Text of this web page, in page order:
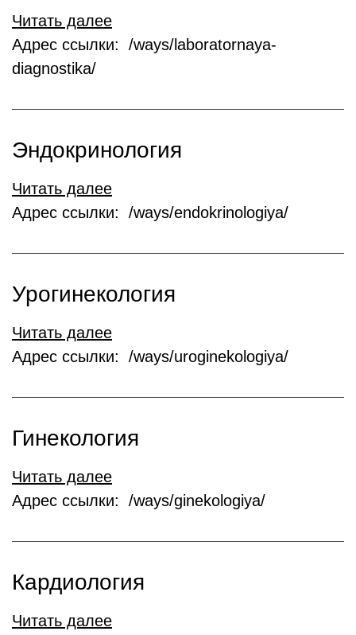
Читать далее
Адрес ссылки: /ways/laboratornaya-
diagnostika/
Эндокринология
Читать далее
Адрес ссылки: /ways/endokrinologiya/
Урогинекология
Читать далее
Адрес ссылки: /ways/uroginekologiya/
Гинекология
Читать далее
Адрес ссылки: /ways/ginekologiya/
Кардиология
Читать далее